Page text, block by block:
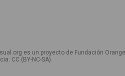
es un proyecto de Fundación
CC (BY-NC-SA).